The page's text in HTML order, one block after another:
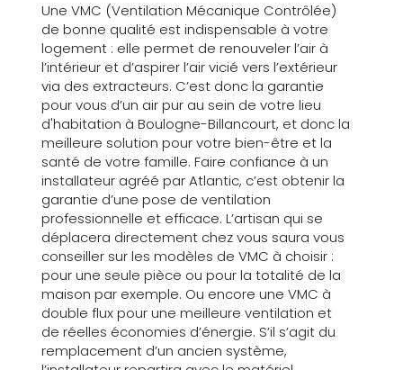
Une VMC (Ventilation Mécanique Contrôlée)
de bonne qualité est indispensable à votre
logement : elle permet de renouveler l’air à
l’intérieur et d’aspirer l’air vicié vers l’extérieur
via des extracteurs. C’est donc la garantie
pour vous d’un air pur au sein de votre lieu
d'habitation à Boulogne-Billancourt, et donc la
meilleure solution pour votre bien-être et la
santé de votre famille. Faire confiance à un
installateur agréé par Atlantic, c’est obtenir la
garantie d’une pose de ventilation
professionnelle et efficace. L’artisan qui se
déplacera directement chez vous saura vous
conseiller sur les modèles de VMC à choisir :
pour une seule pièce ou pour la totalité de la
maison par exemple. Ou encore une VMC à
double flux pour une meilleure ventilation et
de réelles économies d’énergie. S’il s’agit du
remplacement d’un ancien système,